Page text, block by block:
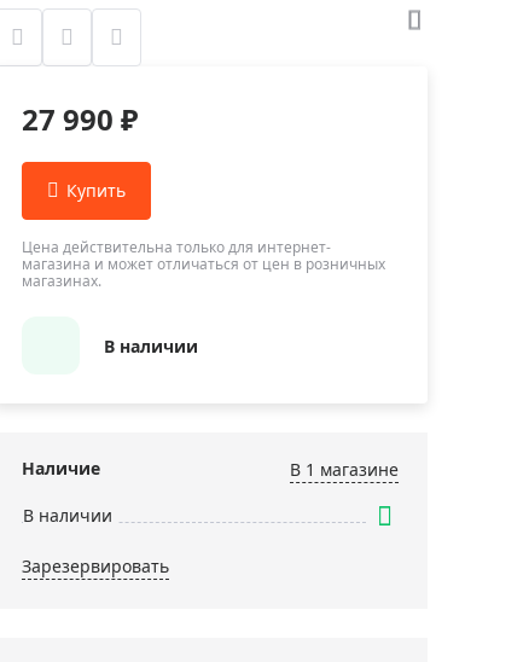
Приборы неразрушающего контроля
Приборы теплового контроля
Детекторы проводки
Влагомеры (датчики влажности)
Измерители параметров окружающей
среды
Видеоэндоскопы
Прочее
27 990 ₽
Цена действительна только для интернет-
магазина и может отличаться от цен в розничных
магазинах.
В наличии
Наличие
В 1 магазинe
В наличии
Зарезервировать